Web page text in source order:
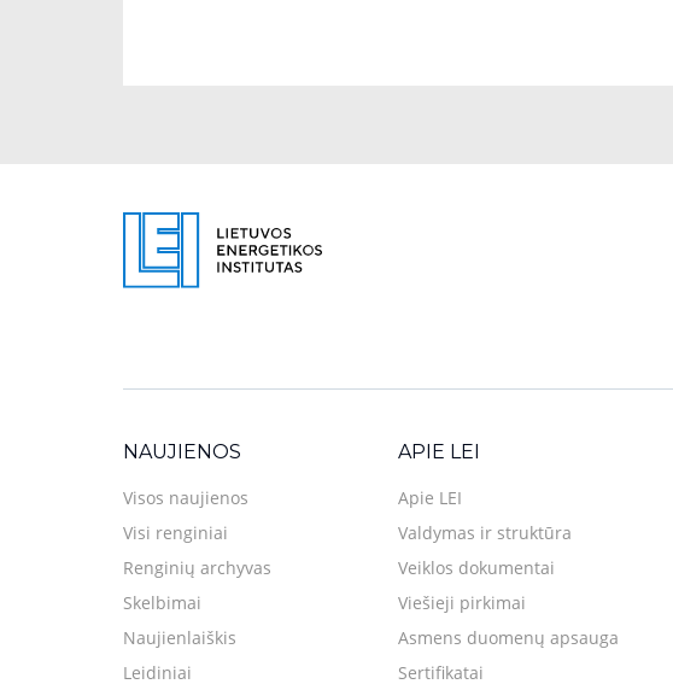
NAUJIENOS
Visos naujienos
Visi renginiai
Renginių archyvas
Skelbimai
Naujienlaiškis
Leidiniai
APIE LEI
Apie LEI
Valdymas ir struktūra
Veiklos dokumentai
Viešieji pirkimai
Asmens duomenų apsauga
Sertifikatai